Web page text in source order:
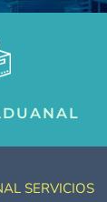
SERVICIOS